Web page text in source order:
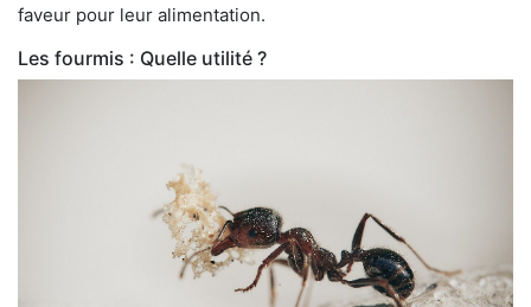
faveur pour leur alimentation.
Les fourmis : Quelle utilité ?